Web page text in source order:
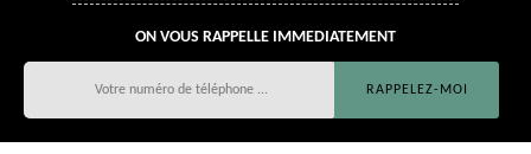
ON VOUS RAPPELLE IMMEDIATEMENT